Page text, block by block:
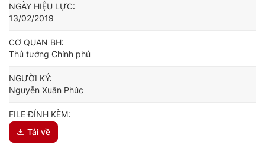
NGÀY HIỆU LỰC:
13/02/2019
CƠ QUAN BH:
Thủ tướng Chính phủ
NGƯỜI KÝ:
Nguyễn Xuân Phúc
FILE ĐÍNH KÈM:
Tải về